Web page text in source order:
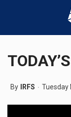
By IRFS Tuesday